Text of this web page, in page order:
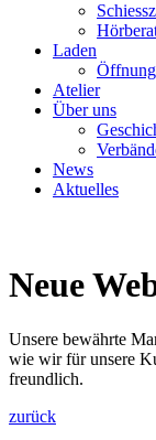
Laden
Atelier
Über uns
News
Aktuelles
Neue
Unsere bewährte
wie wir für unsere
freundlich.
zurück